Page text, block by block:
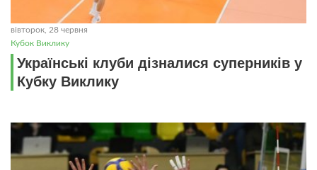
вівторок, 28 червня
Кубок Виклику
Українські клуби дізналися суперників у
Кубку Виклику